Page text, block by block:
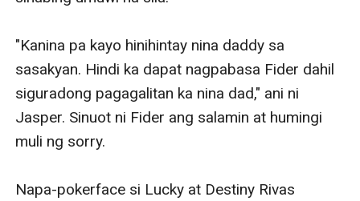
"Kanina pa kayo hinihintay nina daddy sa
sasakyan. Hindi ka dapat nagpabasa Fider dahil
siguradong pagagalitan ka nina dad," ani ni
Jasper. Sinuot ni Fider ang salamin at humingi
muli ng sorry.
Napa-pokerface si Lucky at Destiny Rivas